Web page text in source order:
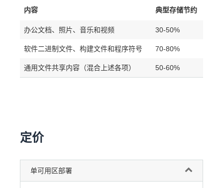
间复制备份）按特定区域间传输的区域间费率收费。
内容 典型存储节约
办公文档、照片、音乐和视频 30-50%
软件二进制文件、构建文件和程序符号 70-80%
通用文件共享内容（混合上述各项） 50-60%
定价
单可用区部署